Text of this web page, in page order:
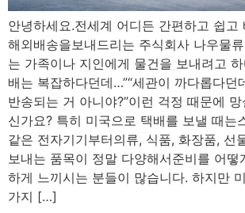
안녕하세요.전세계 어디든 간편하고 쉽고
해외배송을보내드리는 주식회사 나우물
는 가족이나 지인에게 물건을 보내려고
배는 복잡하다던데…”“세관이 까다롭다던
반송되는 거 아니야?”이런 걱정 때문에
신가요? 특히 미국으로 택배를 보낼 때는
같은 전자기기부터의류, 식품, 화장품, 선
보내는 품목이 정말 다양해서준비를 어떻
하게 느끼시는 분들이 많습니다. 하지만
가지 […]